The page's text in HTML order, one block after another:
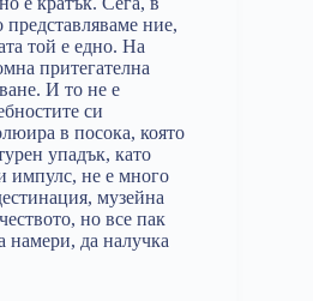
ние,
той е едно. На
притегателна
И то не е
си
в посока, която
упадък, като
импулс, не е много
музейна
но все пак
намери, да налучка